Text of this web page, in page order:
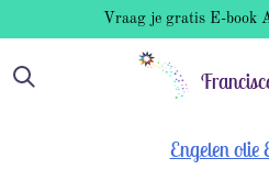
direct
naar
Vraag je gratis E-book
Engelen olie